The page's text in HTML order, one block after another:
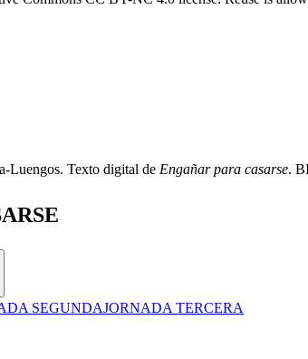
Luengos. Texto digital de Engañar para casarse.
SEGUNDAJORNADA TERCERA